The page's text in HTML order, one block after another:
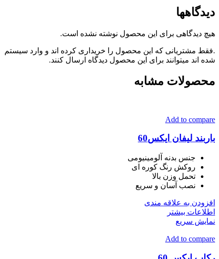
دیدگاهها
هیچ دیدگاهی برای این محصول نوشته نشده است.
.فقط مشتریانی که این محصول را خریداری کرده اند و وارد سیستم
شده اند میتوانند برای این محصول دیدگاه ارسال کنند.
محصولات مشابه
Add to compare
باربند لیفان ایکس60
جنس بدنه آلومینیومی
روکش رنگ کوره ای
تحمل وزن بالا
نصب آسان و سریع
افزودن به علاقه مندی
اطلاعات بیشتر
نمایش سریع
Add to compare